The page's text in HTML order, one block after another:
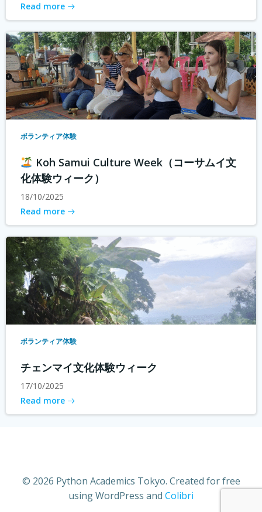
Read more
ボランティア体験
Koh Samui Culture Week（コーサムイ文
化体験ウィーク）
18/10/2025
Read more
ボランティア体験
チェンマイ文化体験ウィーク
17/10/2025
Read more
© 2026 Python Academics Tokyo. Created for free
using WordPress and Colibri